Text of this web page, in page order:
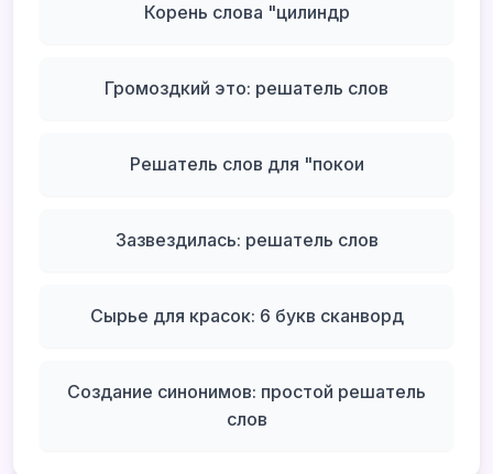
Корень слова "цилиндр
Громоздкий это: решатель слов
Решатель слов для "покои
Зазвездилась: решатель слов
Сырье для красок: 6 букв сканворд
Создание синонимов: простой решатель
слов